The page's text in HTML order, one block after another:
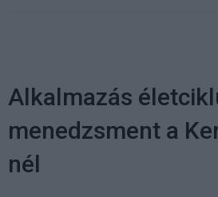
Alkalmazás
menedzsment a
nél